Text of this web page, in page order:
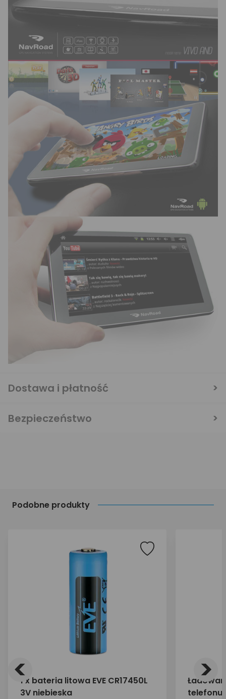
Podobne produkty
1 x bateria litowa EVE CR17450L
3V niebieska
telefonu
< >
Dostawa i płatność
Bezpieczeństwo